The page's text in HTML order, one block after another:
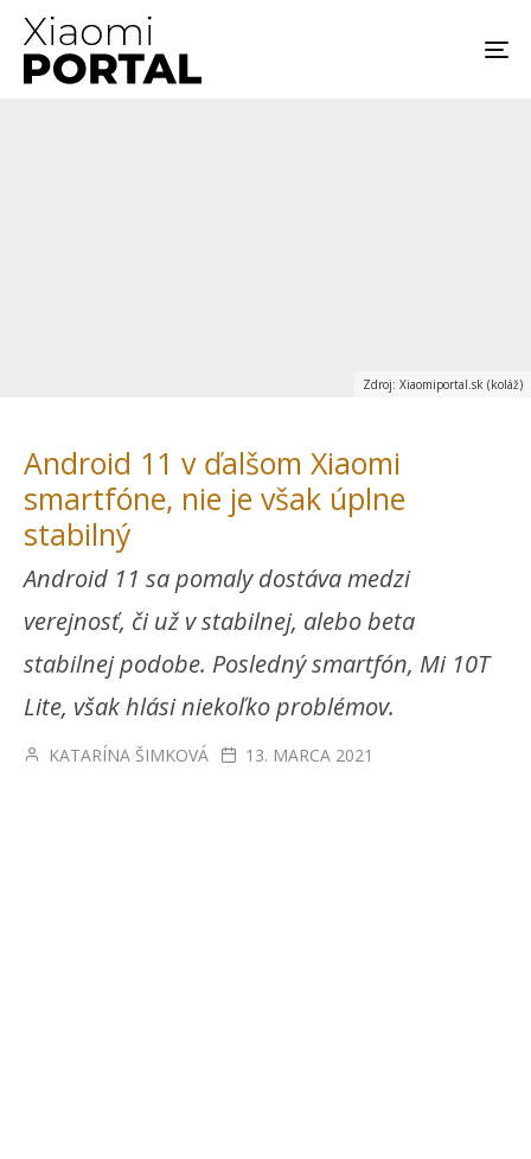
Zdroj: Xiaomiportal.sk (koláž)
Android 11 v ďalšom Xiaomi
smartfóne, nie je však úplne
stabilný
Android 11 sa pomaly dostáva medzi
verejnosť, či už v stabilnej, alebo beta
stabilnej podobe. Posledný smartfón, Mi 10T
Lite, však hlási niekoľko problémov.
KATARÍNA ŠIMKOVÁ 13. MARCA 2021